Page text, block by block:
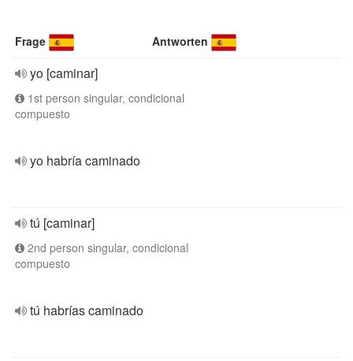
Frage Antworten
yo [caminar]
1st person singular, condicional
compuesto
yo habría caminado
tú [caminar]
2nd person singular, condicional
compuesto
tú habrías caminado